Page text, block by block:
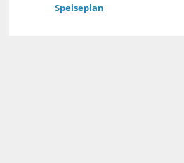
Speiseplan